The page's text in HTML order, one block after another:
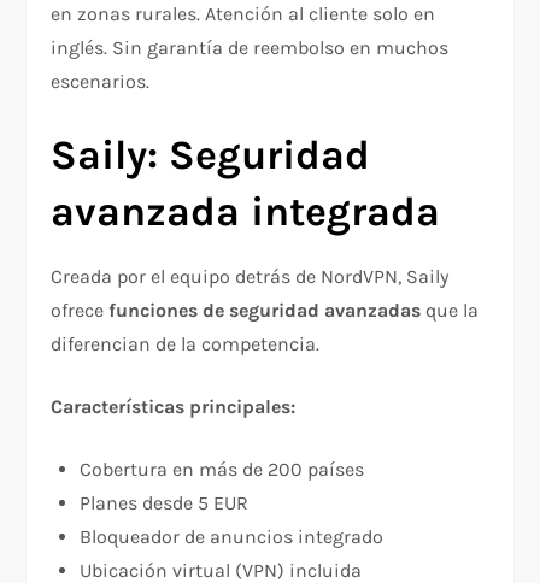
en zonas rurales. Atención al cliente solo en
inglés. Sin garantía de reembolso en muchos
escenarios.​
Saily: Seguridad
avanzada integrada
Creada por el equipo detrás de NordVPN, Saily
ofrecefunciones de seguridad avanzadas que la
diferencian de la competencia.​
Características principales:
Cobertura en más de 200 países​
Planes desde 5 EUR​
Bloqueador de anuncios integrado​
Ubicación virtual (VPN) incluida​